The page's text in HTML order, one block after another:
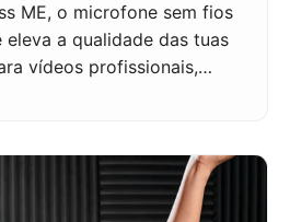
ME, o microfone sem fios
a qualidade das tuas
vídeos profissionais,…